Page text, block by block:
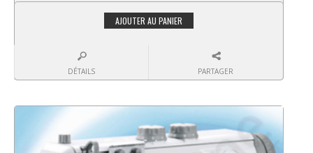
AJOUTER AU PANIER
DÉTAILS PARTAGER